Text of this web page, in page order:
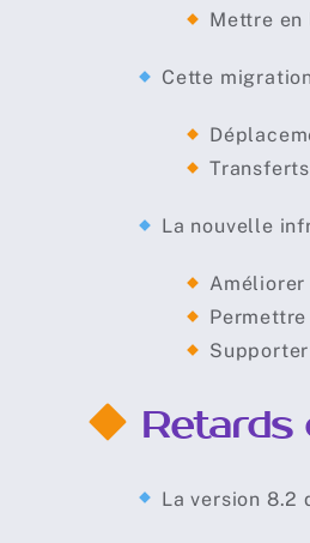
Mettre en
Cette
La nouvelle
Retards
La version 8.2